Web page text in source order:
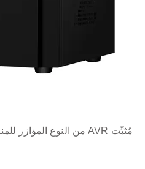
مُثبِّت AVR من النوع المؤازر للمنزل بالكامل